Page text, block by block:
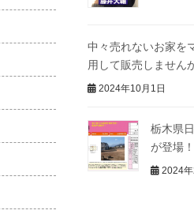
中々売れないお家を
用して販売しません
2024年10月1日
栃木県
が登場！
2024